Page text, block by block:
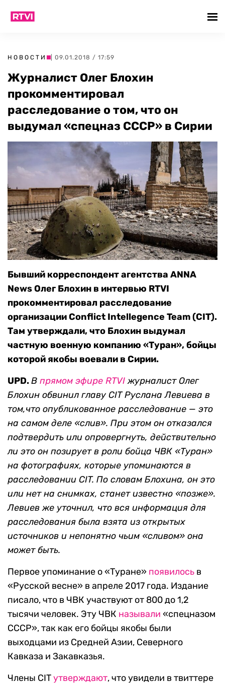
НОВОСТИ | 09.01.2018 / 17:59
Журналист Олег Блохин
прокомментировал
расследование о том, что он
выдумал «спецназ СССР» в Сирии
Бывший корреспондент агентства ANNA
News Олег Блохин в интервью RTVI
прокомментировал расследование
организации Conflict Intellegence Team (CIT).
Там утверждали, что Блохин выдумал
частную военную компанию «Туран», бойцы
которой якобы воевали в Сирии.
UPD.В прямом эфире RTVIжурналист Олег
Блохин обвинил главу CIT Руслана Левиева в
том,что опубликованное расследование — это
на самом деле «слив». При этом он отказался
подтвердить или опровергнуть, действительно
ли это он позирует в роли бойца ЧВК «Туран»
на фотографиях, которые упоминаются в
расследовании CIT. По словам Блохина, он это
или нет на снимках, станет известно «позже».
Левиев же уточнил, что вся информация для
расследования была взята из открытых
источников и непонятно чьим «сливом» она
может быть.
Первое упоминание о «Туране» появилось в
«Русской весне» в апреле 2017 года. Издание
писало, что в ЧВК участвуют от 800 до 1,2
тысячи человек. Эту ЧВК называли «спецназом
СССР», так как его бойцы якобы были
выходцами из Средней Азии, Северного
Кавказа и Закавказья.
Члены CITутверждают, что увидели в твиттере